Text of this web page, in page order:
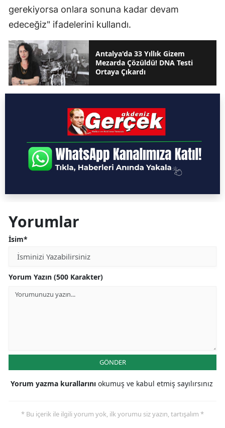
gerekiyorsa onlara sonuna kadar devam
edeceğiz" ifadelerini kullandı.
Antalya'da 33 Yıllık Gizem
Mezarda Çözüldü! DNA Testi
Ortaya Çıkardı
Yorumlar
İsim*
Yorum Yazın (500 Karakter)
GÖNDER
Yorum yazma kurallarını okumuş ve kabul etmiş sayılırsınız
* Bu içerik ile ilgili yorum yok, ilk yorumu siz yazın, tartışalım *